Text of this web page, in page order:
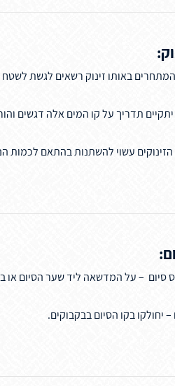
באותו זינוק רשאים לגשת לשטח
תדריך על קו המים אלה דגשים
עשוי להשתנות בהתאם לכמות הנרשמים. לוח
סיום – על המדשאה ליד שער הסיום או
– יחולקו בקו הסיום בבקבוקים.